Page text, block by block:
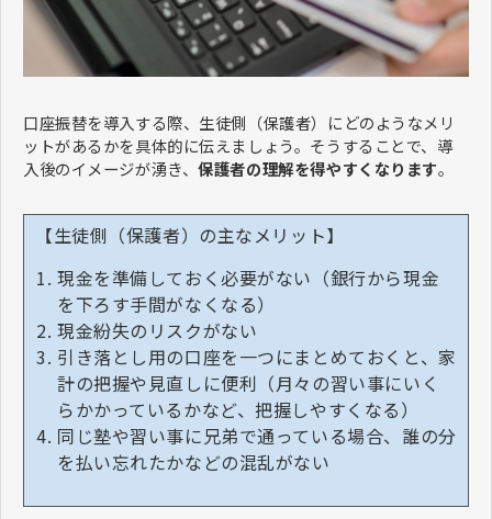
口座振替を導入する際、生徒側（保護者）にどのようなメリ
ットがあるかを具体的に伝えましょう。そうすることで、導
入後のイメージが湧き、保護者の理解を得やすくなります。
【生徒側（保護者）の主なメリット】
現金を準備しておく必要がない（銀行から現金
を下ろす手間がなくなる）
現金紛失のリスクがない
引き落とし用の口座を一つにまとめておくと、家
計の把握や見直しに便利（月々の習い事にいく
らかかっているかなど、把握しやすくなる）
同じ塾や習い事に兄弟で通っている場合、誰の分
を払い忘れたかなどの混乱がない